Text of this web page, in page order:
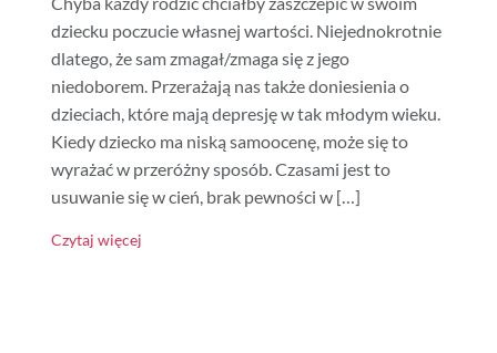
dziecku poczucie własnej wartości. Niejednokrotnie
dlatego, że sam zmagał/zmaga się z jego
niedoborem. Przerażają nas także doniesienia o
dzieciach, które mają depresję w tak młodym wieku.
Kiedy dziecko ma niską samoocenę, może się to
wyrażać w przeróżny sposób. Czasami jest to
usuwanie się w cień, brak pewności w […]
Czytaj więcej